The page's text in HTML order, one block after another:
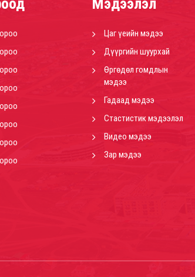
Цаг үеийн мэдээ
Дүүргийн шуурхай
Өргөдөл гомдлын
мэдээ
Гадаад мэдээ
Стастистик мэдээлэл
Видео мэдээ
Зар мэдээ